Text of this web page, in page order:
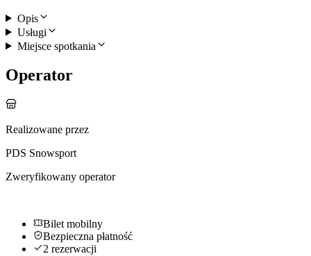
Opis
Usługi
Miejsce spotkania
Operator
Realizowane przez
PDS Snowsport
Zweryfikowany operator
Bilet mobilny
Bezpieczna płatność
2 rezerwacji